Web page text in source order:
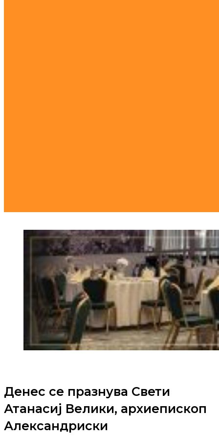
Денес се празнува Свети
Атанасиј Велики, архиепископ
Александриски